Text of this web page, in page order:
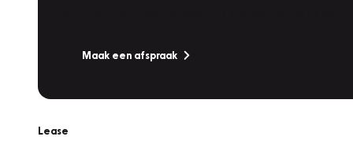
Maak een afspraak
Lease